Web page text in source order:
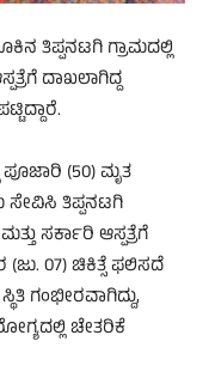
ತಿಪ್ಪನಟಗಿ ಗ್ರಾಮದಲ್ಲಿ
ದಾಖಲಾಗಿದ್ದ
(50) ಮೃತ
ಸೇವಿಸಿ ತಿಪ್ಪನಟಗಿ
ಸರ್ಕಾರಿ ಆಸ್ಪತ್ರೆಗೆ
07) ಚಿಕಿತ್ಸೆ ಫಲಿಸದೆ
ಗಂಭೀರವಾಗಿದ್ದು,
ಚೇತರಿಕೆ